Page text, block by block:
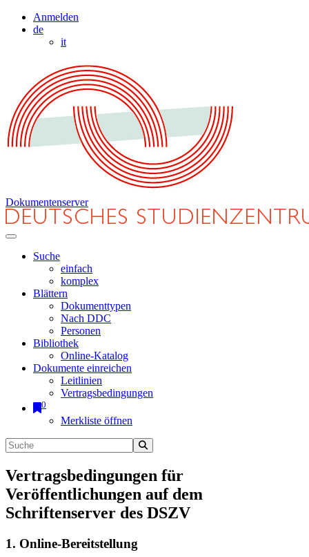
Anmelden
de
it
Dokumentenserver
Suche
einfach
komplex
Blättern
Dokumenttypen
Nach DDC
Personen
Bibliothek
Online-Katalog
Dokumente einreichen
Leitlinien
Vertragsbedingungen
0
Merkliste öffnen
Vertragsbedingungen für
Veröffentlichungen auf dem
Schriftenserver des DSZV
1. Online-Bereitstellung